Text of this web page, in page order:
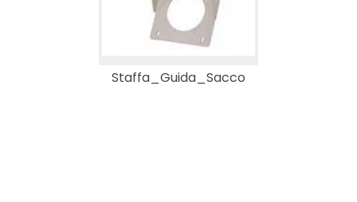
Staffa_Guida_Sacco